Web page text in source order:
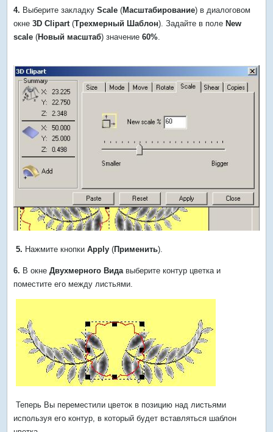
4. Выберите закладкуScale (Масштабирование) в диалоговом
окне3D Clipart(Трехмерный Шаблон). Задайте в поле New
scale (Новый масштаб) значение60%.
5. Нажмите кнопкиApply (Применить).
6. В окнеДвухмерного Вида выберите контур цветка и
поместите его между листьями.
Теперь Вы переместили цветок в позицию над листьями
используя его контур, в который будет вставляться шаблон